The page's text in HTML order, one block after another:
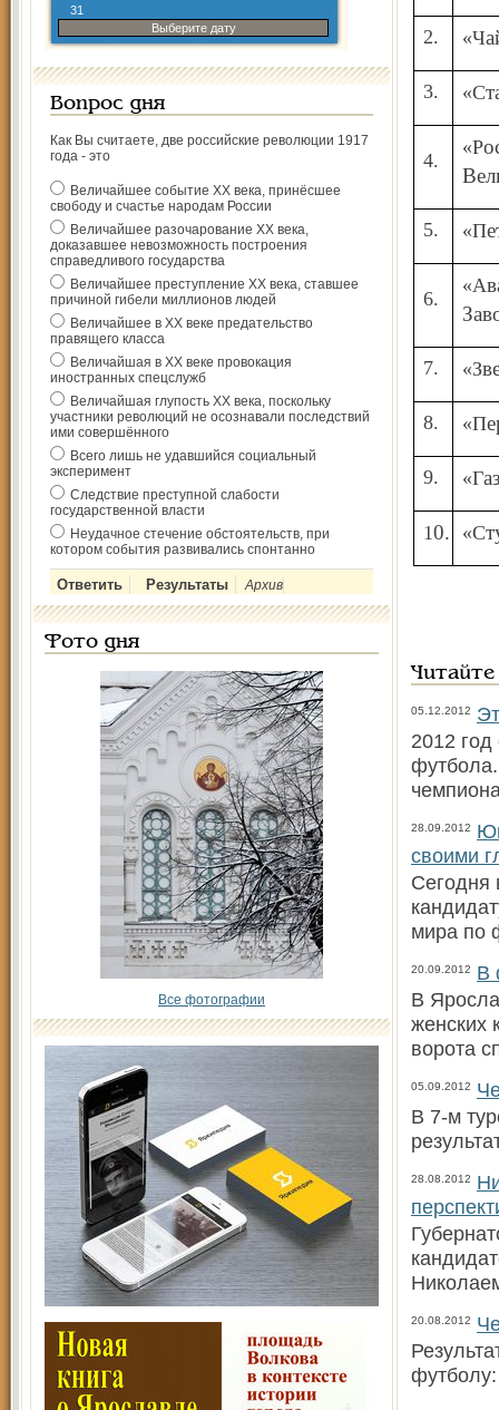
31
Выберите дату
Вопрос дня
Как Вы считаете, две российские революции 1917
года - это
Величайшее событие ХХ века, принёсшее
свободу и счастье народам России
Величайшее разочарование ХХ века,
доказавшее невозможность построения
справедливого государства
Величайшее преступление ХХ века, ставшее
причиной гибели миллионов людей
Величайшее в ХХ веке предательство
правящего класса
Величайшая в ХХ веке провокация
иностранных спецслужб
Величайшая глупость ХХ века, поскольку
участники революций не осознавали последствий
ими совершённого
Всего лишь не удавшийся социальный
эксперимент
Следствие преступной слабости
государственной власти
Неудачное стечение обстоятельств, при
котором события развивались спонтанно
Архив
Фото дня
Все фотографии
2.
3.
4.
«Ростов
5.
6.
«Авангард–
7.
8.
9.
10.
05.12.2012
2012
28.09.2012
своими
Сегодня
мира по
20.09.2012
В
В
женских
ворота
05.09.2012
В 7-м
28.08.2012
20.08.2012